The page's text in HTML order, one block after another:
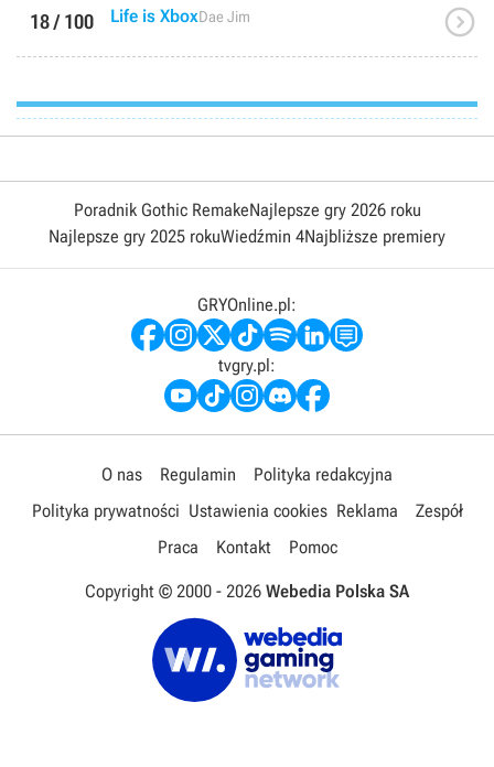
18 / 100 Life is XboxDae Jim 
Poradnik Gothic RemakeNajlepsze gry 2026 roku
Najlepsze gry 2025 rokuWiedźmin 4Najbliższe premiery
GRYOnline.pl:
tvgry.pl:
O nas Regulamin
Polityka redakcyjna
Polityka prywatności Ustawienia cookies Reklama
Zespół
Praca
Kontakt Pomoc
Copyright © 2000 - 2026 Webedia Polska SA